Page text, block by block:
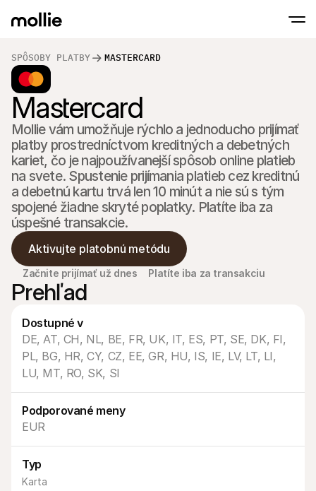
SPÔSOBY PLATBY MASTERCARD
Mastercard
Mollie vám umožňuje rýchlo a jednoducho prijímať
platby prostredníctvom kreditných a debetných
kariet, čo je najpoužívanejší spôsob online platieb
na svete. Spustenie prijímania platieb cez kreditnú
a debetnú kartu trvá len 10 minút a nie sú s tým
spojené žiadne skryté poplatky. Platíte iba za
úspešné transakcie.
Aktivujte platobnú metódu
Začnite prijímať už dnes Platíte iba za transakciu
Prehľad
Dostupné v
DE, AT, CH, NL, BE, FR, UK, IT, ES, PT, SE, DK, FI,
PL, BG, HR, CY, CZ, EE, GR, HU, IS, IE, LV, LT, LI,
LU, MT, RO, SK, SI
Podporované meny
EUR
Typ
Karta
Tap to Pay na iPhone
Prijímajte bezkontaktné platby priamo na
Zistite viac
Platby osobne
Prijímajte platby
terminálov a
Pokladňa
Ponúknite checkout
Opakujúce sa
Zbierajte opakované
Partneri
Pre agentúry
Zistite viac o našom programe partnerských agentúr
Technické zdroje
Portál pre vývojárov
Objavte zdroje a aktualizácie pre vývojárov
Knižnice
Integrujte Mollie s pripravenými knižnicami
Komunita na Discorde
Pridajte sa do našej komunity vývojárov
Stav